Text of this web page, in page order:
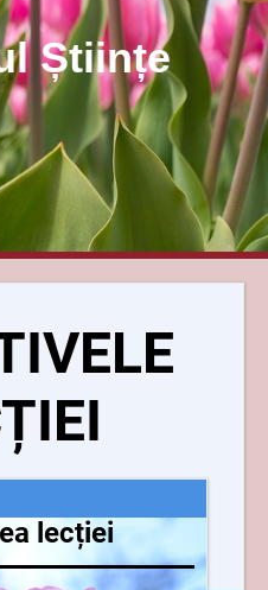
Științe
lecției